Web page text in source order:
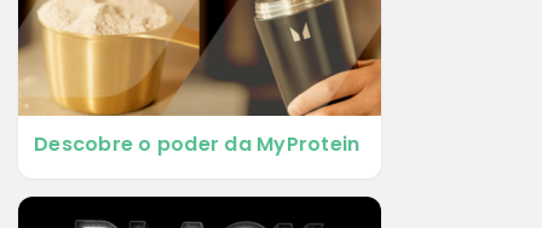
Descobre o poder da MyProtein